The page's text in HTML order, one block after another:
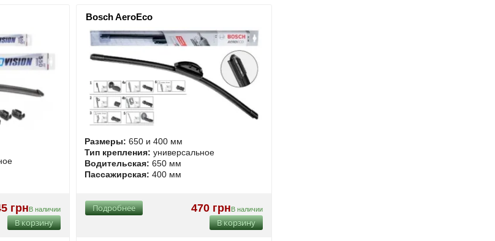
грнВ наличии
В корзину
Bosch AeroEco
Размеры: 650 и 400 мм
Тип крепления: универсальное
Водительская: 650 мм
Пассажирская: 400 мм
470 грнВ наличии
Подробнее
В корзину